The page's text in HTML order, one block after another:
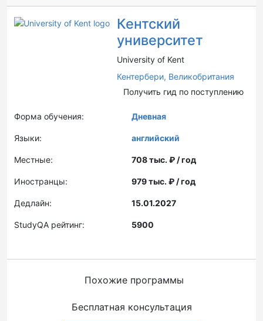
Кентский
университет
University of Kent
Кентербери, Великобритания
Получить гид по поступлению
Форма обучения: Дневная
Языки: английский
Местные: 708 тыс. ₽ / год
Иностранцы: 979 тыс. ₽ / год
Дедлайн: 15.01.2027
StudyQA рейтинг: 5900
Похожие программы
Бесплатная консультация